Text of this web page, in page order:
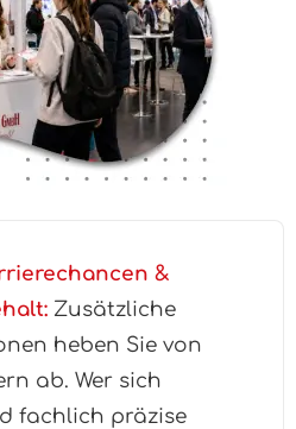
&
Zusätzliche
heben Sie von
ab. Wer sich
fachlich präzise